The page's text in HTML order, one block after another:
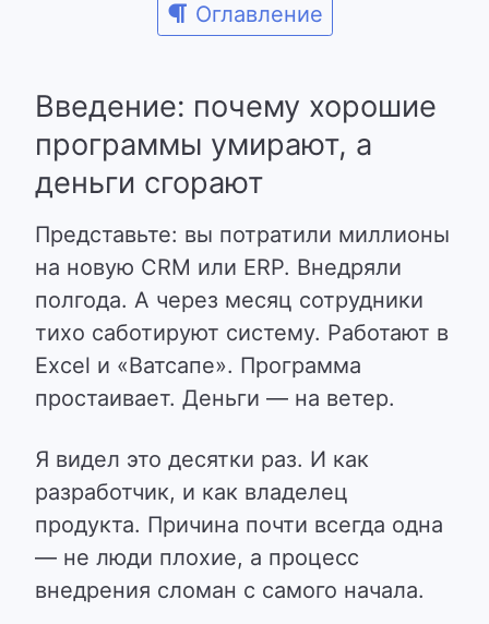
Оглавление
Введение: почему хорошие
программы умирают, а
деньги сгорают
Представьте: вы потратили миллионы
на новую CRM или ERP. Внедряли
полгода. А через месяц сотрудники
тихо саботируют систему. Работают в
Excel и «Ватсапе». Программа
простаивает. Деньги — на ветер.
Я видел это десятки раз. И как
разработчик, и как владелец
продукта. Причина почти всегда одна
— не люди плохие, а процесс
внедрения сломан с самого начала.